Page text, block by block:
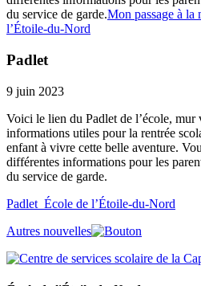
du service de garde.Mon passage à la
l’Étoile-du-Nord
Padlet
9 juin 2023
Voici le lien du Padlet de l’école,
informations utiles pour la rentrée
enfant à vivre cette belle aventure.
différentes informations pour les
du service de garde.
Padlet_École de l’Étoile-du-Nord
Autres nouvelles